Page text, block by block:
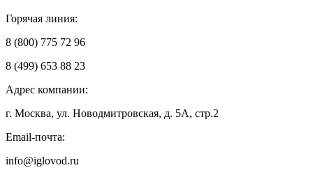
Горячая линия:
8 (800) 775 72 96
8 (499) 653 88 23
Адрес компании:
г. Москва, ул. Новодмитровская, д. 5А, стр.2
Email-почта:
info@iglovod.ru